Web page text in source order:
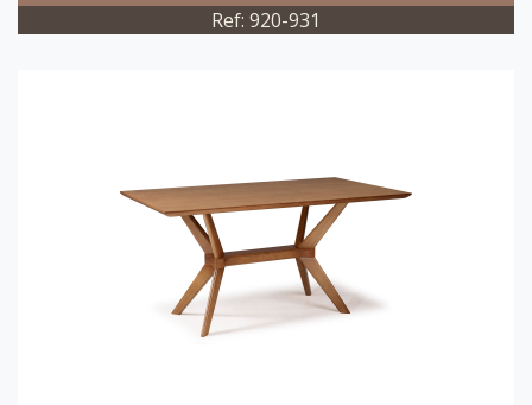
Ref: 920-931